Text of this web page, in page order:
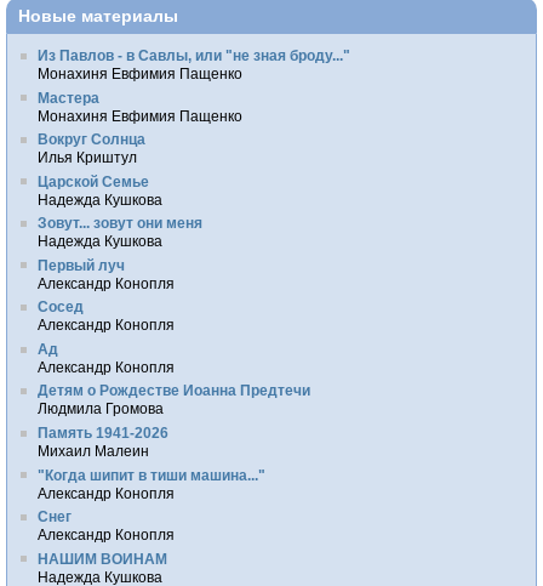
Новые материалы
Из Павлов - в Савлы, или "не зная броду..."
Монахиня Евфимия Пащенко
Мастера
Монахиня Евфимия Пащенко
Вокруг Солнца
Илья Криштул
Царской Семье
Надежда Кушкова
Зовут... зовут они меня
Надежда Кушкова
Первый луч
Александр Конопля
Сосед
Александр Конопля
Ад
Александр Конопля
Детям о Рождестве Иоанна Предтечи
Людмила Громова
Память 1941-2026
Михаил Малеин
"Когда шипит в тиши машина..."
Александр Конопля
Снег
Александр Конопля
НАШИМ ВОИНАМ
Надежда Кушкова